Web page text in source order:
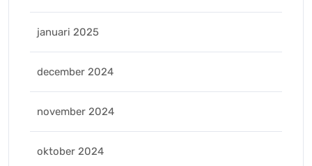
januari 2025
december 2024
november 2024
oktober 2024